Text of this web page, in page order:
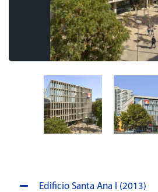
Edificio Santa Ana I (2013)